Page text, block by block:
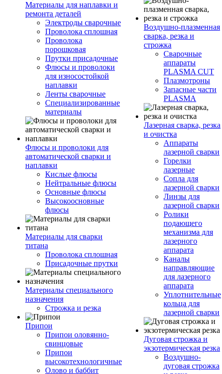
Материалы для наплавки и
ремонта деталей
Электроды сварочные
Проволока сплошная
Проволока
порошковая
Прутки присадочные
Флюсы и проволоки
для износостойкой
наплавки
Ленты сварочные
Специализированные
материалы
Флюсы и проволоки для
автоматической сварки и
наплавки
Кислые флюсы
Нейтральные флюсы
Основные флюсы
Высокоосновные
флюсы
Материалы для сварки
титана
Проволока сплошная
Присадочные прутки
Материалы специального
назначения
Строжка и резка
Припои
Припои оловянно-
свинцовые
Припои
высокотехнологичные
Олово и баббит
Воздушно-плазменная
сварка, резка и
строжка
Сварочные
аппараты
PLASMA CUT
Плазмотроны
Запасные части
PLASMA
Лазерная сварка, резка
и очистка
Аппараты
лазерной сварки
Горелки
лазерные
Сопла для
лазерной сварки
Линзы для
лазерной сварки
Ролики
подающего
механизма для
лазерного
аппарата
Каналы
направляющие
для лазерного
аппарата
Уплотнительные
кольца для
лазерной сварки
Дуговая строжка и
экзотермическая резка
Воздушно-
дуговая строжка